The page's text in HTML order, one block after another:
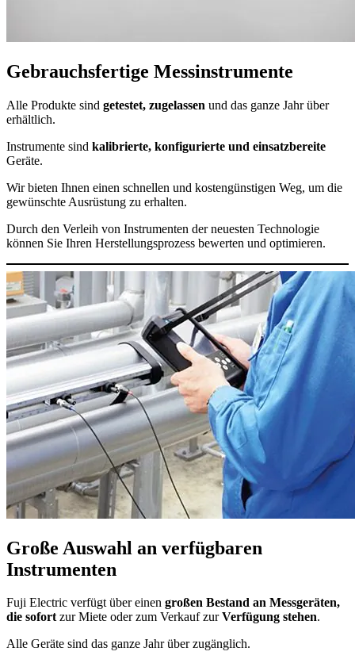
Gebrauchsfertige Messinstrumente
Alle Produkte sind getestet, zugelassen und das ganze Jahr über
erhältlich.
Instrumente sind kalibrierte, konfigurierte und einsatzbereite
Geräte.
Wir bieten Ihnen einen schnellen und kostengünstigen Weg, um die
gewünschte Ausrüstung zu erhalten.
Durch den Verleih von Instrumenten der neuesten Technologie
können Sie Ihren Herstellungsprozess bewerten und optimieren.
Große Auswahl an verfügbaren
Instrumenten
Fuji Electric verfügt über einen großen Bestand an Messgeräten,
die sofortzur Miete oder zum Verkauf zurVerfügung stehen.
Alle Geräte sind das ganze Jahr über zugänglich.